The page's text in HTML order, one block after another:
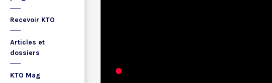
Recevoir KTO
Articles et
dossiers
KTO Mag